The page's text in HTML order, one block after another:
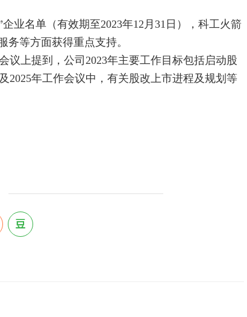
业名单（有效期至2023年12月31日），科工火箭
务等方面获得重点支持。
议上提到，公司2023年主要工作目标包括启动股
2025年工作会议中，有关股改上市进程及规划等